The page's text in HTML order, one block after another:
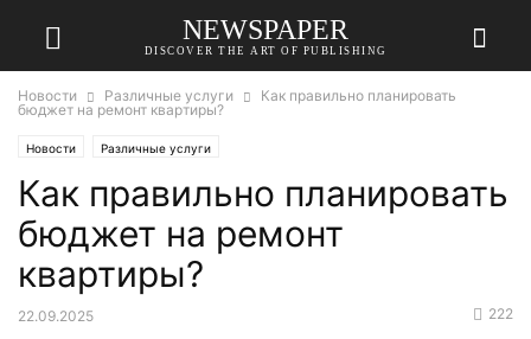
NEWSPAPER
DISCOVER THE ART OF PUBLISHING
Новости Различные услуги
Как правильно планировать
бюджет на ремонт квартиры?
Новости Различные услуги
Как правильно планировать
бюджет на ремонт
квартиры?
22.09.2025 222